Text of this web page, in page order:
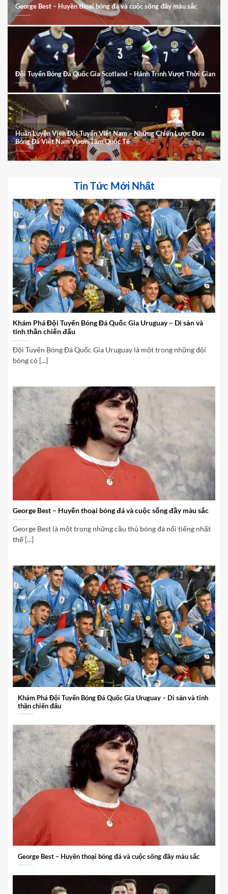
George Best – Huyền thoại bóng đá và cuộc sống đầy màu sắc
Đội Tuyển Bóng Đá Quốc Gia Scotland – Hành Trình Vượt Thời Gian
Huấn Luyện Viên Đội Tuyển Việt Nam – Những Chiến Lược Đưa
Bóng Đá Việt Nam Vươn Tầm Quốc Tế
Tin Tức Mới Nhất
Khám Phá Đội Tuyển Bóng Đá Quốc Gia Uruguay – Di sản và
tinh thần chiến đấu
Đội Tuyển Bóng Đá Quốc Gia Uruguay là một trong những đội
bóng có [...]
George Best – Huyền thoại bóng đá và cuộc sống đầy màu sắc
George Best là một trong những cầu thủ bóng đá nổi tiếng nhất
thế [...]
Khám Phá Đội Tuyển Bóng Đá Quốc Gia Uruguay – Di sản và tinh
thần chiến đấu
George Best – Huyền thoại bóng đá và cuộc sống đầy màu sắc